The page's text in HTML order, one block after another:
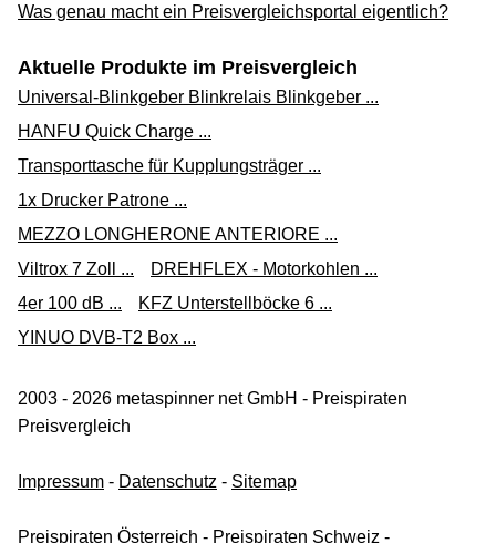
Was genau macht ein Preisvergleichsportal eigentlich?
Aktuelle Produkte im Preisvergleich
Universal-Blinkgeber Blinkrelais Blinkgeber ...
HANFU Quick Charge ...
Transporttasche für Kupplungsträger ...
1x Drucker Patrone ...
MEZZO LONGHERONE ANTERIORE ...
Viltrox 7 Zoll ...
DREHFLEX - Motorkohlen ...
4er 100 dB ...
KFZ Unterstellböcke 6 ...
YINUO DVB-T2 Box ...
2003 - 2026 metaspinner net GmbH - Preispiraten
Preisvergleich
Impressum - Datenschutz - Sitemap
Preispiraten Österreich - Preispiraten Schweiz -